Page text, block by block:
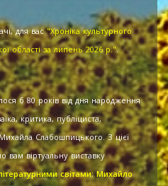
для вас"Хроніка культурного
області за липень 2026 р.".
б 80 років від дня народження
критика, публіциста,
Слабошпицького. З цієї
вам віртуальну виставку
світами: Михайло